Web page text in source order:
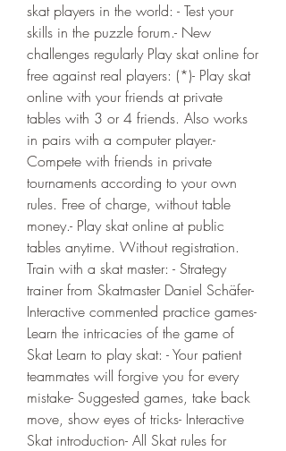
skat players in the world: - Test your
skills in the puzzle forum.- New
challenges regularly Play skat online for
free against real players: (*)- Play skat
online with your friends at private
tables with 3 or 4 friends. Also works
in pairs with a computer player.-
Compete with friends in private
tournaments according to your own
rules. Free of charge, without table
money.- Play skat online at public
tables anytime. Without registration.
Train with a skat master: - Strategy
trainer from Skatmaster Daniel Schäfer-
Interactive commented practice games-
Learn the intricacies of the game of
Skat Learn to play skat: - Your patient
teammates will forgive you for every
mistake- Suggested games, take back
move, show eyes of tricks- Interactive
Skat introduction- All Skat rules for